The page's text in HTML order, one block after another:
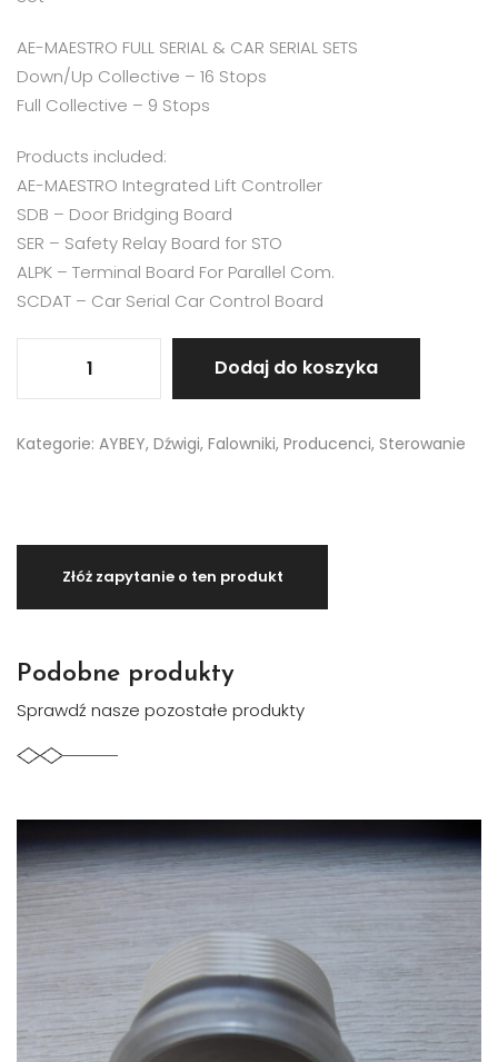
AE-MAESTRO FULL SERIAL & CAR SERIAL SETS
Down/Up Collective – 16 Stops
Full Collective – 9 Stops
Products included:
AE-MAESTRO Integrated Lift Controller
SDB – Door Bridging Board
SER – Safety Relay Board for STO
ALPK – Terminal Board For Parallel Com.
SCDAT – Car Serial Car Control Board
Dodaj do koszyka
Kategorie: AYBEY, Dźwigi, Falowniki, Producenci, Sterowanie
Podobne produkty
Sprawdź nasze pozostałe produkty